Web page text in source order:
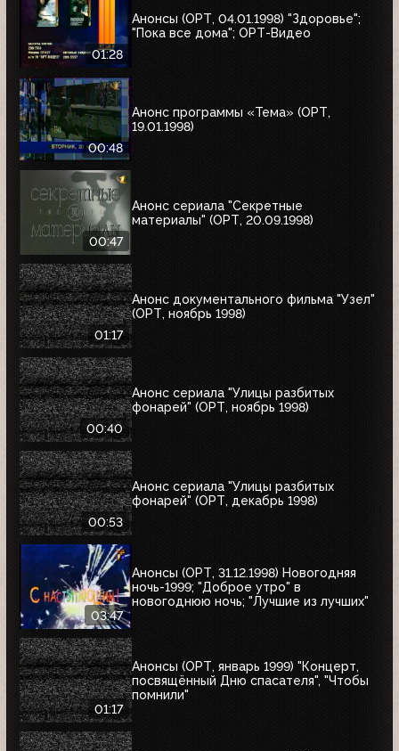
01:28
Анонсы (ОРТ, 04.01.1998) "Здоровье";
"Пока все дома"; ОРТ-Видео
00:48
Анонс программы «Тема» (ОРТ,
19.01.1998)
00:47
Анонс сериала "Секретные
материалы" (ОРТ, 20.09.1998)
01:17
Анонс документального фильма "Узел"
(ОРТ, ноябрь 1998)
00:40
Анонс сериала "Улицы разбитых
фонарей" (ОРТ, ноябрь 1998)
00:53
Анонс сериала "Улицы разбитых
фонарей" (ОРТ, декабрь 1998)
03:47
Анонсы (ОРТ, 31.12.1998) Новогодняя
ночь-1999; "Доброе утро" в
новогоднюю ночь; "Лучшие из лучших"
01:17
Анонсы (ОРТ, январь 1999) "Концерт,
посвящённый Дню спасателя", "Чтобы
помнили"